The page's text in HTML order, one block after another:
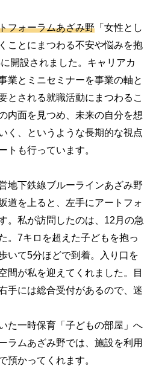
フォーラムあざみ野 「女性とし
ことにまつわる不安や悩みを抱
開設されました。キャリアカ
業とミニセミナーを事業の軸と
とされる就職活動にまつわるこ
内面を見つめ、未来の自分を想
く、というような長期的な視点
トも行っています。
地下鉄線ブルーラインあざみ野
道を上ると、左手にアートフォ
。私が訪問したのは、12月の急
。7キロを超えた子どもを抱っ
いて5分ほどで到着。入り口を
間が私を迎えてくれました。目
手には総合受付があるので、迷
た一時保育「子どもの部屋」へ
ラムあざみ野では、施設を利用
預かってくれます。